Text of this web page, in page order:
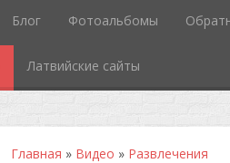
Блог Фотоальбомы
Латвийские сайты
Главная » Видео » Развлечения